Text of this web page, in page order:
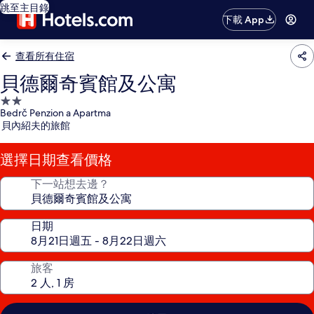
跳至主目錄
下載 App
查看所有住宿
貝德爾奇賓館及公寓
2.0
星
級
住
宿
Bedrč Penzion a Apartma
貝內紹夫的旅館
選擇日期查看價格
下一站想去邊？
日期
旅客